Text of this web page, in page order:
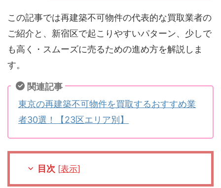
この記事では再建築不可物件の代表的な買取業者の
ご紹介と、新宿区で起こりやすいパターン、少しで
も高く・スムーズに売るための進め方を解説しま
す。
関連記事
東京の再建築不可物件を買取するおすすめ業
者30選！【23区エリア別】
目次 [表示]